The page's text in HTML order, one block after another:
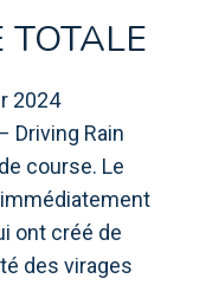
TOTALE
2024
Driving Rain
course. Le
ont créé de
des virages